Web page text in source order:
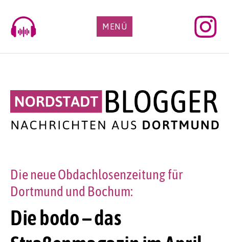
content
MENÜ
Die bodo – das
Die neue Obdachlosenzeitung für
Dortmund und Bochum: